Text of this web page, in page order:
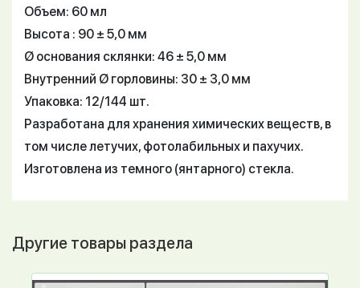
Объем: 60 мл
Высота : 90 ± 5,0 мм
Ø основания склянки: 46 ± 5,0 мм
Внутренний Ø горловины: 30 ± 3,0 мм
Упаковка: 12/144 шт.
Разработана для хранения химических веществ, в
том числе летучих, фотолабильных и пахучих.
Изготовлена из темного (янтарного) стекла.
Другие товары раздела